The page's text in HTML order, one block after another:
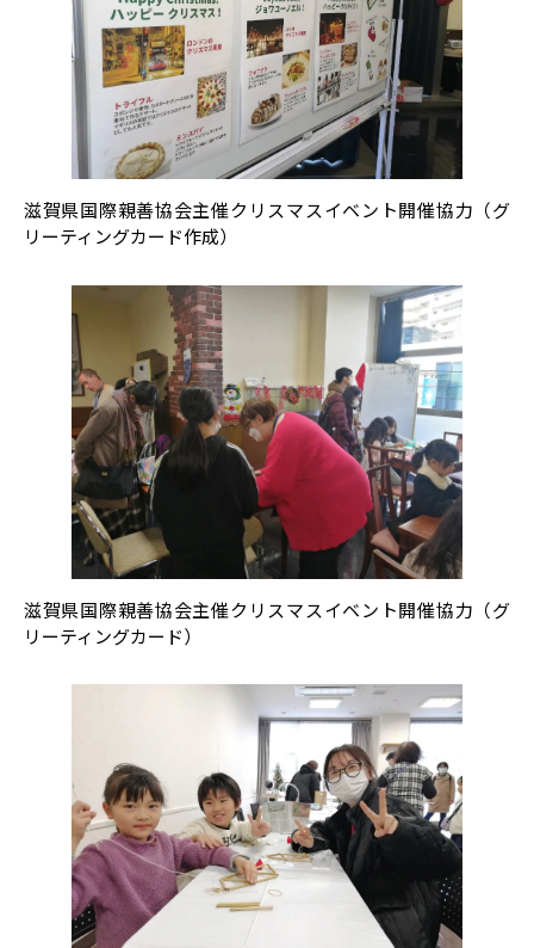
滋賀県国際親善協会主催クリスマスイベント開催協力（グ
リーティングカード作成）
滋賀県国際親善協会主催クリスマスイベント開催協力（グ
リーティングカード）